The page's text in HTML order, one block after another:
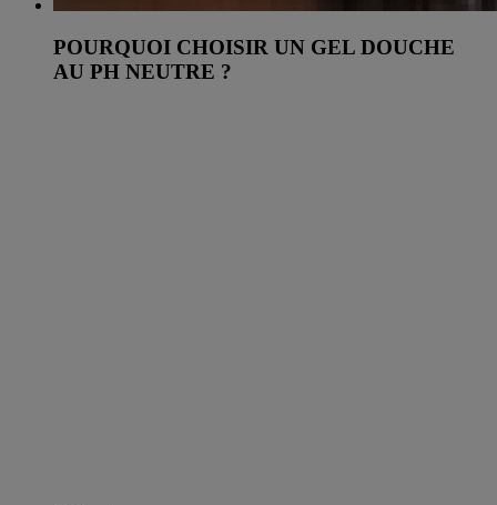
POURQUOI CHOISIR UN GEL DOUCHE
AU PH NEUTRE ?